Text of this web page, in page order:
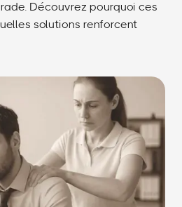
Découvrez pourquoi ces
solutions renforcent